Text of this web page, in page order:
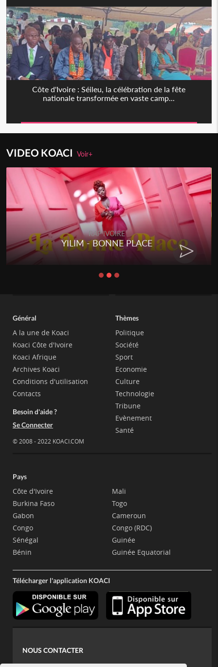
Côte d'Ivoire : Séileu, la célébration de la fête
nationale transformée en vaste camp...
VIDEO KOACIVoir+
RAP IVOIRE
YILIM - BONNE PLACE
Général
A la une de Koaci
Koaci Côte d'Ivoire
Koaci Afrique
Archives Koaci
Conditions d'utilisation
Contacts
Besoin d'aide ?
Se Connecter
© 2008 - 2022 KOACI.COM
Thèmes
Politique
Société
Sport
Economie
Culture
Technologie
Tribune
Evènement
Santé
Pays
Côte d'Ivoire
Burkina Faso
Gabon
Congo
Sénégal
Bénin
Mali
Togo
Cameroun
Congo (RDC)
Guinée
Guinée Equatorial
Télécharger l'application KOACI
NOUS CONTACTER